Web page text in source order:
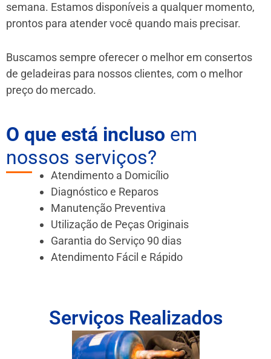
semana. Estamos disponíveis a qualquer momento,
prontos para atender você quando mais precisar.
Buscamos sempre oferecer o melhor em consertos
de geladeiras para nossos clientes, com o melhor
preço do mercado.
O que está incluso em
nossos serviços?
Atendimento a Domicílio
Diagnóstico e Reparos
Manutenção Preventiva
Utilização de Peças Originais
Garantia do Serviço 90 dias
Atendimento Fácil e Rápido
Serviços Realizados